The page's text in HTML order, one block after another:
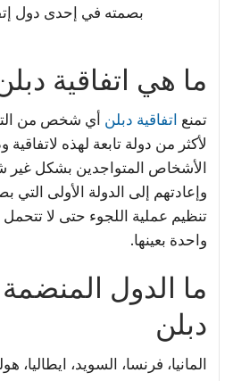
بصمته في إحدى دول
ما هي اتفاقية
تمنع اتفاقية دبلن أي شخص من
لأكثر من دولة تابعة لهذه
الأشخاص المتواجدين بشكل
وإعادتهم إلى الدولة الأولى التي
تنظيم عملية اللجوء حتى لا تتحمل
واحدة بعينها.
ما الدول المنضمة
دبلن
المانيا، فرنسا، السويد، ايطاليا،